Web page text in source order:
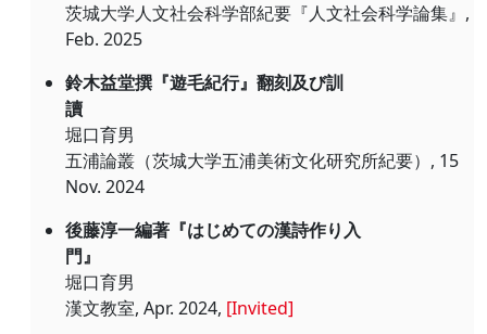
茨城大学人文社会科学部紀要『人文社会科学論集』,
Feb. 2025
鈴木益堂撰『遊毛紀行』翻刻及び訓
讀
堀口育男
五浦論叢（茨城大学五浦美術文化研究所紀要）, 15
Nov. 2024
後藤淳一編著『はじめての漢詩作り入
門』
堀口育男
漢文教室, Apr. 2024, [Invited]